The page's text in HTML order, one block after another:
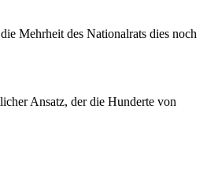
Mehrheit des Nationalrats dies noch
Ansatz, der die Hunderte von